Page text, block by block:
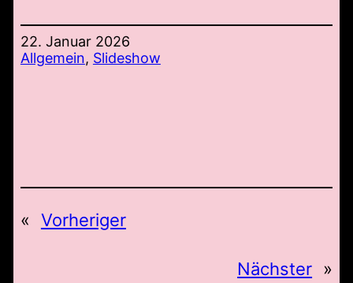
22. Januar 2026
Allgemein, Slideshow
« Vorheriger
Nächster »